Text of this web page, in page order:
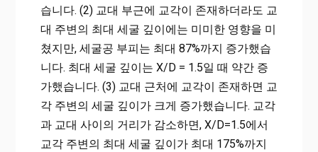
습니다. (2) 교대 부근에 교각이 존재하더라도 교
대 주변의 최대 세굴 깊이에는 미미한 영향을 미
쳤지만, 세굴공 부피는 최대 87%까지 증가했습
니다. 최대 세굴 깊이는 X/D = 1.5일 때 약간 증
가했습니다. (3) 교대 근처에 교각이 존재하면 교
각 주변의 세굴 깊이가 크게 증가했습니다. 교각
과 교대 사이의 거리가 감소하면, X/D=1.5에서
교각 주변의 최대 세굴 깊이가 최대 175%까지